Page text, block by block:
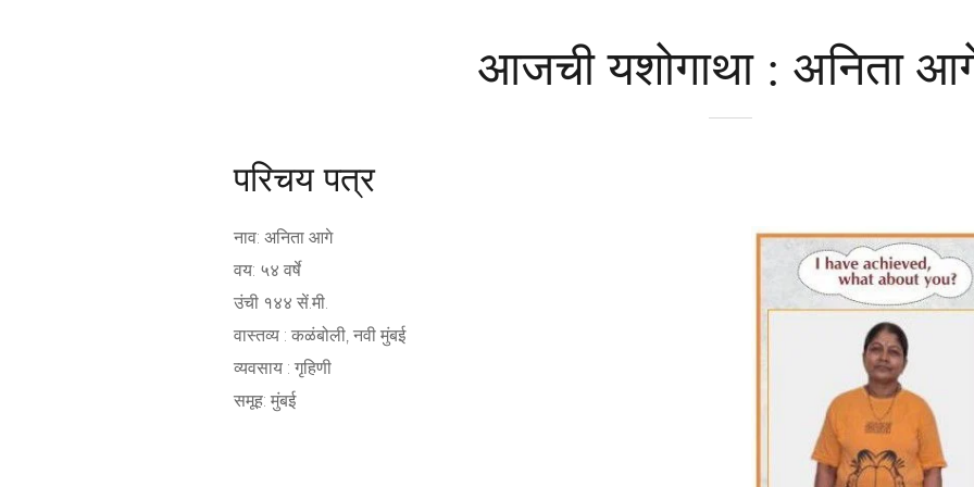
आजची यशोगाथा : अनिता
परिचय पत्र
नाव: अनिता आगे
वय: ५४ वर्षे
उंची १४४ सें.मी.
वास्तव्य : कळंबोली, नवी मुंबई
व्यवसाय : गृहिणी
समूह: मुंबई